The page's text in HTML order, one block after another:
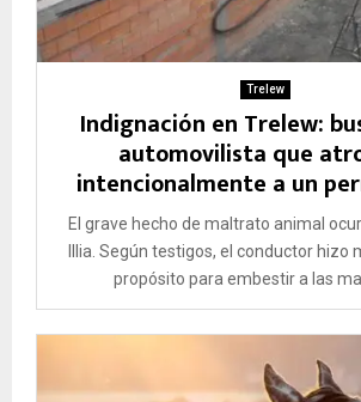
Trelew
Indignación en Trelew:
automovilista que
intencionalmente a un
El grave hecho de maltrato animal
Illia. Según testigos, el conductor hizo
propósito para embestir a las